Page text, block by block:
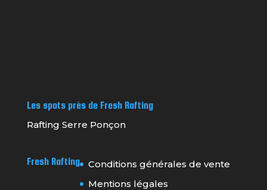
Les spots près de Fresh Rafting
Rafting Serre Ponçon
Fresh Rafting
Conditions générales de vente
Mentions légales